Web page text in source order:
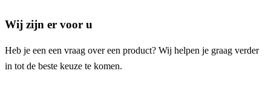
Wij zijn er voor u
Heb je een een vraag over een product? Wij helpen je graag verder
in tot de beste keuze te komen.